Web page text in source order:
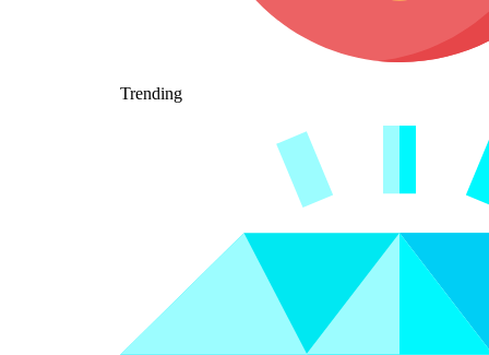
Trending